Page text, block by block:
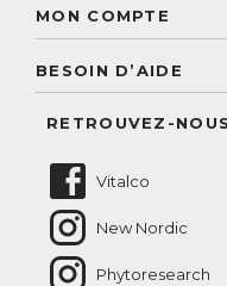
Paiement sécurisé
Conseils personnalisés
Conseil personnalisé
MON COMPTE
BESOIN D’AIDE
RETROUVEZ-
Vitalco
New Nordic
Phytoresearch